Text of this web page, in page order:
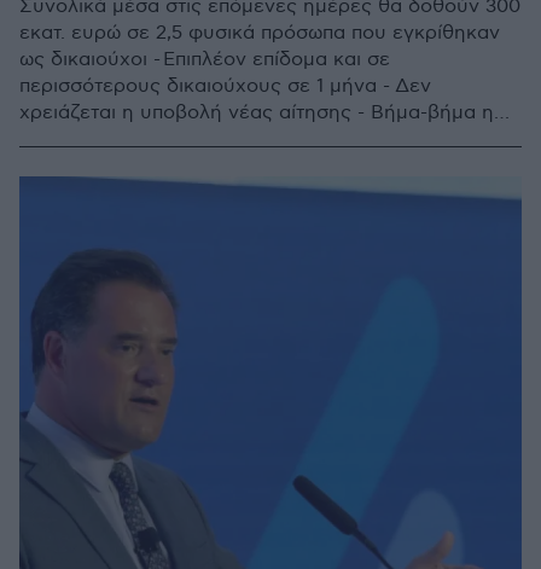
Συνολικά μέσα στις επόμενες ημέρες θα δοθούν 300
εκατ. ευρώ σε 2,5 φυσικά πρόσωπα που εγκρίθηκαν
ως δικαιούχοι - Επιπλέον επίδομα και σε
περισσότερους δικαιούχους σε 1 μήνα - Δεν
χρειάζεται η υποβολή νέας αίτησης - Βήμα-βήμα η